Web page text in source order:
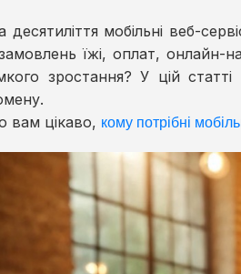
десятиліття мобільні веб-
їжі, оплат, онлайн-
зростання? У цій
вам цікаво, кому потрібні